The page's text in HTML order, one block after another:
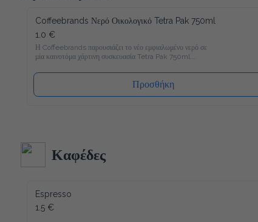
Coffeebrands Νερό Οικολογικό Tetra Pak 750ml
1.0 €
Η Coffeebrands παρουσιάζει το νέο εμφιαλωμένο νερό σε μία
καινοτόμα χάρτινη συσκευασία Tetra Pak 750ml.
Το νέο νερό Coffeebrands είναι πλούσιο σε μαγνήσιο με
ιδανικές αναλογίες μετάλλων και σε χάρτινη συσκευασία Tetra
Pak που θα επιτρέπει στους καταναλωτές μας να
απολαμβάνουν το εμφιαλωμένο νερό με νέο και φιλικό προς
το περιβάλλον τρόπο!
λιγότερο δυνατό αντίκτυπο στο περιβάλλον. Ενώ ένα άλλο
πλεονέκτημα είναι ότι το καπάκι κλείνει ξανά, μετά από κάθε
χρήση, έτσι ώστε το νερό να διατηρείται πάντα φρέσκο ​​και
Προσθήκη
Καφέδες
Espresso
1.5 €